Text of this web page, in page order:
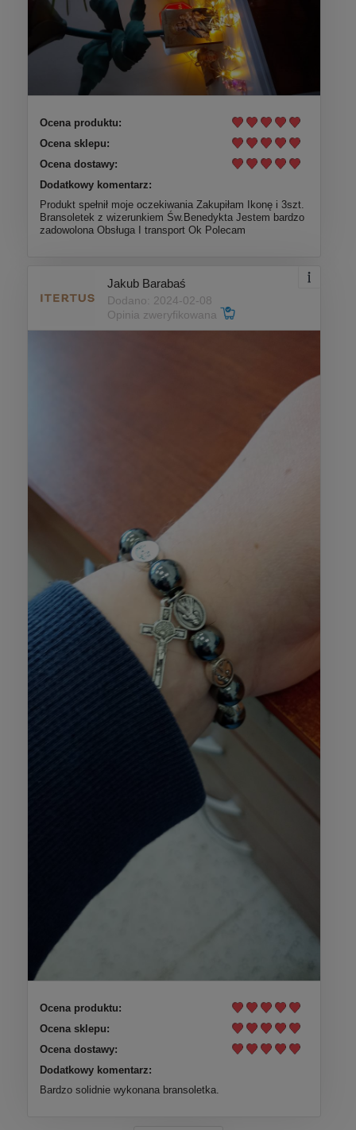
Ocena produktu:
Ocena sklepu:
Ocena dostawy:
Dodatkowy komentarz:
Produkt spełnił moje oczekiwania Zakupiłam Ikonę i 3szt.
Bransoletek z wizerunkiem Św.Benedykta Jestem bardzo
zadowolona Obsługa I transport Ok Polecam
Jakub Barabaś
Dodano: 2024-02-08
Opinia zweryfikowana
Ocena produktu:
Ocena sklepu:
Ocena dostawy:
Dodatkowy komentarz:
Bardzo solidnie wykonana bransoletka.